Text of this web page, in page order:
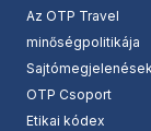
Az OTP Travel
minőségpolitikája
Sajtómegjelenések
OTP Csoport
Etikai kódex